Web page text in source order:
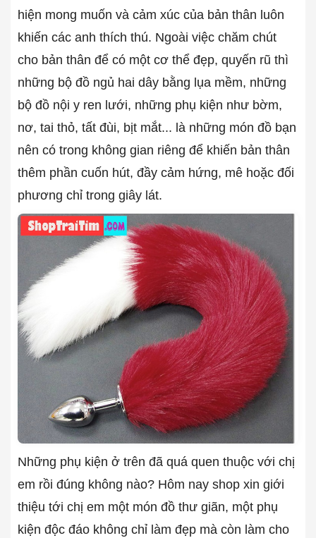
hiện mong muốn và cảm xúc của bản thân luôn
khiến các anh thích thú. Ngoài việc chăm chút
cho bản thân để có một cơ thể đẹp, quyến rũ thì
những bộ đồ ngủ hai dây bằng lụa mềm, những
bộ đồ nội y ren lưới, những phụ kiện như bờm,
nơ, tai thỏ, tất đùi, bịt mắt... là những món đồ bạn
nên có trong không gian riêng để khiến bản thân
thêm phần cuốn hút, đầy cảm hứng, mê hoặc đối
phương chỉ trong giây lát.
Những phụ kiện ở trên đã quá quen thuộc với chị
em rồi đúng không nào? Hôm nay shop xin giới
thiệu tới chị em một món đồ thư giãn, một phụ
kiện độc đáo không chỉ làm đẹp mà còn làm cho